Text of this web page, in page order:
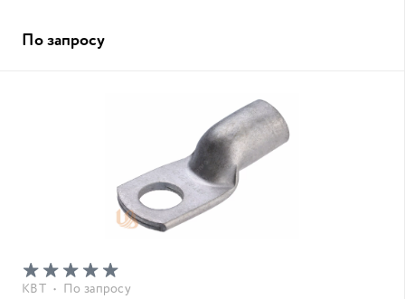
По запросу
КВТ • По запросу